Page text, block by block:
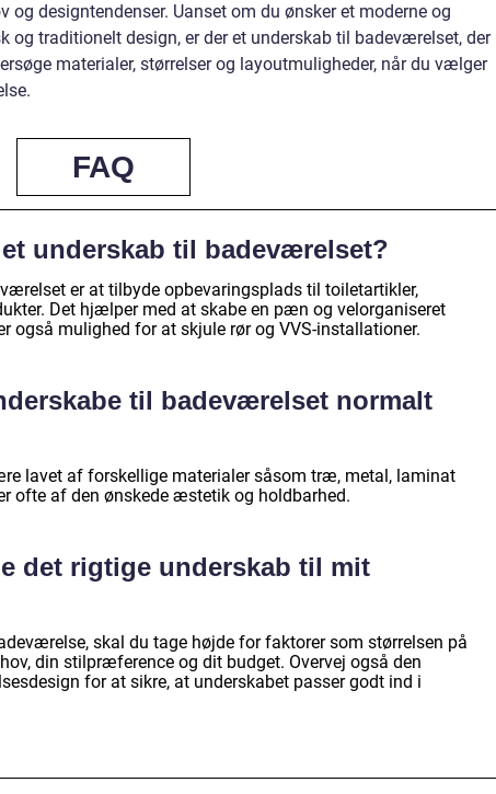
designtendenser. Uanset om du ønsker et moderne og
og traditionelt design, er der et underskab til badeværelset, der
materialer, størrelser og layoutmuligheder, når du vælger
FAQ
underskab til badeværelset?
er at tilbyde opbevaringsplads til toiletartikler,
Det hjælper med at skabe en pæn og velorganiseret
mulighed for at skjule rør og VVS-installationer.
til badeværelset normalt
lavet af forskellige materialer såsom træ, metal, laminat
ofte af den ønskede æstetik og holdbarhed.
det rigtige underskab til mit
skal du tage højde for faktorer som størrelsen på
din stilpræference og dit budget. Overvej også den
for at sikre, at underskabet passer godt ind i